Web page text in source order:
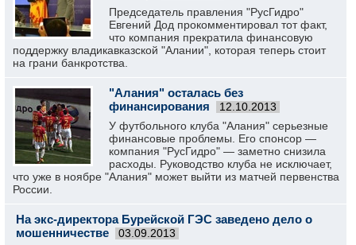
Председатель правления "РусГидро"
Евгений Дод прокомментировал тот факт,
что компания прекратила финансовую
поддержку владикавказской "Алании", которая теперь стоит
на грани банкротства.
"Алания" осталась без
финансирования
12.10.2013
У футбольного клуба "Алания" серьезные
финансовые проблемы. Его спонсор —
компания "РусГидро" — заметно снизила
расходы. Руководство клуба не исключает,
что уже в ноябре "Алания" может выйти из матчей первенства
России.
На экс-директора Бурейской ГЭС заведено дело о
мошенничестве
03.09.2013